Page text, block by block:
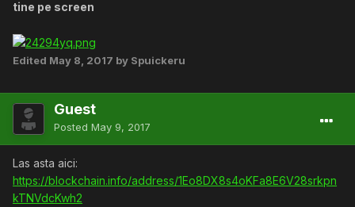
tine pe screen
Edited May 8, 2017 by Spuickeru
Guest
Posted May 9, 2017
Las asta aici:
https://blockchain.info/address/1Eo8DX8s4oKFa8E6V28srkpn
kTNVdcKwh2